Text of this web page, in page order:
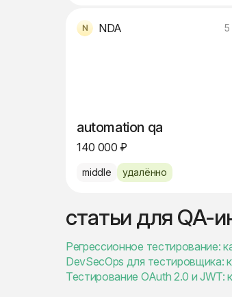
NDA 5
automation qa
140 000 ₽
middle удалённо
статьи для QA-
Регрессионное тестирование:
DevSecOps для тестировщика:
Тестирование OAuth 2.0 и JWT: